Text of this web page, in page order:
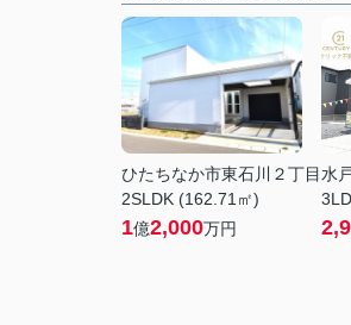
ひたちなか市東石川２丁目
2SLDK (162.71㎡)
1億2,000万円
水